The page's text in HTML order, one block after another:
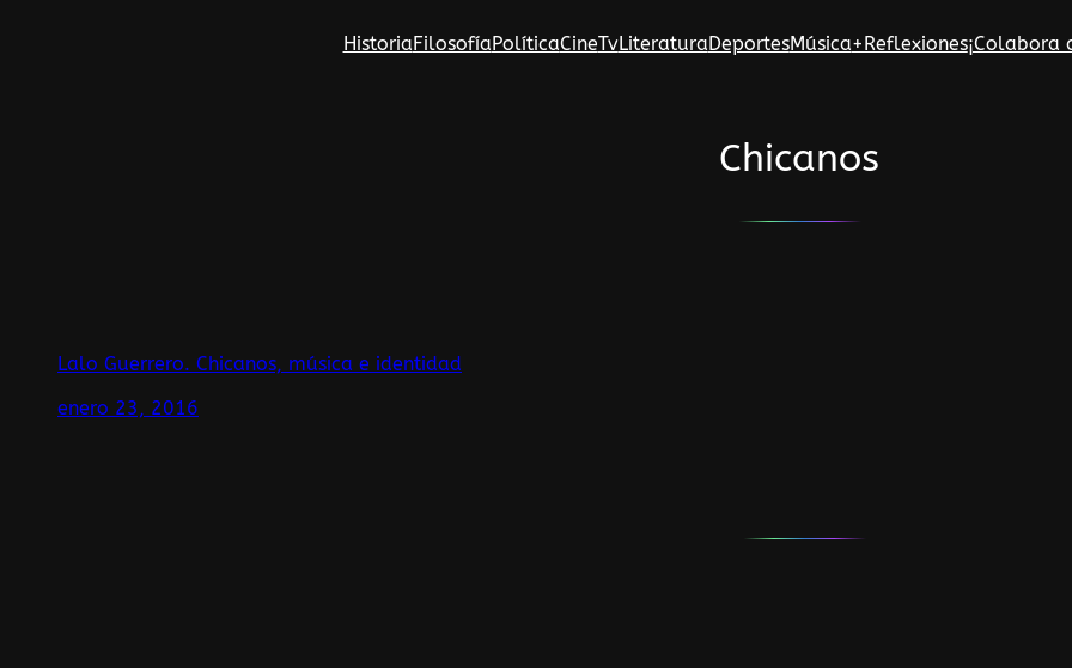
HistoriaFilosofíaPolíticaCineTvLiteraturaDeportesMúsica+Reflexiones¡Colabora
Chicanos
Lalo Guerrero. Chicanos, música e identidad
enero 23, 2016